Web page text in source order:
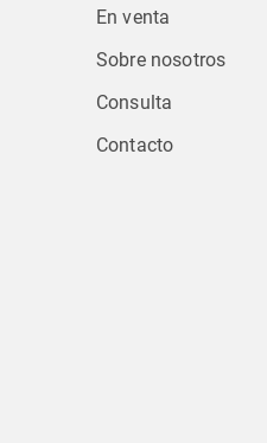
En venta
Sobre nosotros
Consulta
Contacto